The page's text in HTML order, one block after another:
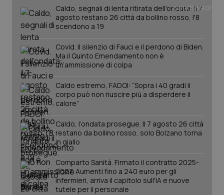
Tumori gastrointestinali
Ulcera & Reflusso
Vaccini
Caldo, segnali di lenta ritirata dell'ondata: il 7
agosto restano 26 città da bollino rosso, l'8
scendono a 19
Covid. Il silenzio di Fauci e il perdono di Biden.
Ma il Quinto Emendamento non è
un’ammissione di colpa
Caldo estremo, FADOI: “Sopra i 40 gradi il
corpo può non riuscire più a disperdere il
calore”
Caldo, l’ondata prosegue. Il 7 agosto 26 città
restano da bollino rosso, solo Bolzano torna
in giallo
Comparto Sanità. Firmato il contratto 2025-
2027. Aumenti fino a 240 euro per gli
infermieri, arriva il capitolo sull'IA e nuove
tutele per il personale
CookieScriptConsent
tracking-sites-ironfish-
tracking-enable